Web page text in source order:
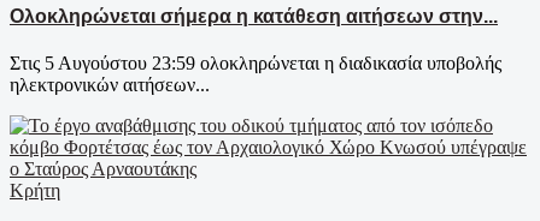
Ολοκληρώνεται σήμερα η κατάθεση αιτήσεων στην...
Στις 5 Αυγούστου 23:59 ολοκληρώνεται η διαδικασία υποβολής
ηλεκτρονικών αιτήσεων...
Κρήτη